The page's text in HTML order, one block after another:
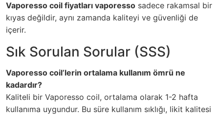
Vaporesso coil fiyatları vaporesso sadece rakamsal bir
kıyas değildir, aynı zamanda kaliteyi ve güvenliği de
içerir.
Sık Sorulan Sorular (SSS)
Vaporesso coil’lerin ortalama kullanım ömrü ne
kadardır?
Kaliteli bir Vaporesso coil, ortalama olarak 1-2 hafta
kullanıma uygundur. Bu süre kullanım sıklığı, likit kalitesi